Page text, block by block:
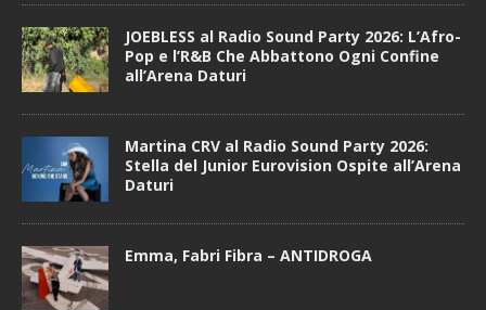
JOEBLESS al Radio Sound Party 2026: L’Afro-
Pop e l’R&B Che Abbattono Ogni Confine
all’Arena Daturi
Martina CRV al Radio Sound Party 2026:
Stella del Junior Eurovision Ospite all’Arena
Daturi
Emma, Fabri Fibra – ANTIDROGA